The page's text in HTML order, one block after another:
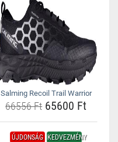
Salming Recoil Trail Warrior
66556 Ft65600 Ft
ÚJDONSÁG KEDVEZMÉNY